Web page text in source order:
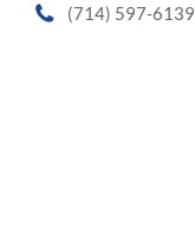
(714) 597-6139